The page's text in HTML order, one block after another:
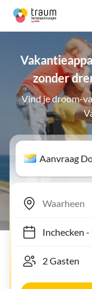
zonder
Vind je droom-
Aanvraag
Inchecken-